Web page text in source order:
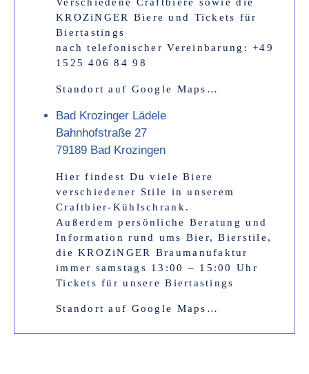
KROZiNGER Biere und Tickets für
Biertastings
nach telefonischer Vereinbarung: +49
1525 406 84 98
Standort auf Google Maps…
Bad Krozinger Lädele
Bahnhofstraße 27
79189 Bad Krozingen
Hier findest Du viele Biere
verschiedener Stile in unserem
Craftbier-Kühlschrank.
Außerdem persönliche Beratung und
Information rund ums Bier, Bierstile,
die KROZiNGER Braumanufaktur
immer samstags 13:00 – 15:00 Uhr
Tickets für unsere Biertastings
Standort auf Google Maps…